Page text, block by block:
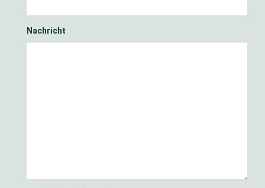
Nachricht